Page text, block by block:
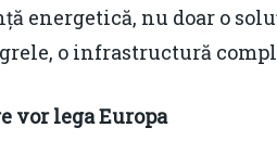
energetică, nu doar o
o infrastructură
vor lega Europa